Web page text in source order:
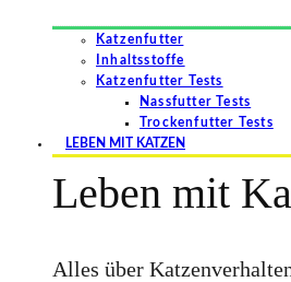
Katzenfutter
Inhaltsstoffe
Katzenfutter Tests
Nassfutter Tests
Trockenfutter Tests
LEBEN MIT KATZEN
Leben mit
Alles über